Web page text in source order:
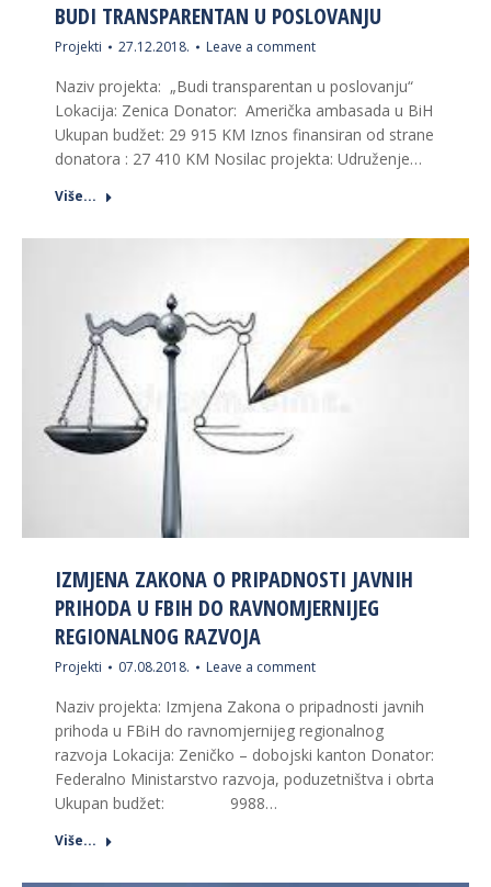
BUDI TRANSPARENTAN U POSLOVANJU
Projekti 27.12.2018. Leave a comment
Naziv projekta: „Budi transparentan u poslovanju“
Lokacija: Zenica Donator: Američka ambasada u BiH
Ukupan budžet: 29 915 KM Iznos finansiran od strane
donatora : 27 410 KM Nosilac projekta: Udruženje…
Više...
IZMJENA ZAKONA O PRIPADNOSTI JAVNIH
PRIHODA U FBIH DO RAVNOMJERNIJEG
REGIONALNOG RAZVOJA
Projekti 07.08.2018. Leave a comment
Naziv projekta: Izmjena Zakona o pripadnosti javnih
prihoda u FBiH do ravnomjernijeg regionalnog
razvoja Lokacija: Zeničko – dobojski kanton Donator:
Federalno Ministarstvo razvoja, poduzetništva i obrta
Ukupan budžet: 9988…
Više...